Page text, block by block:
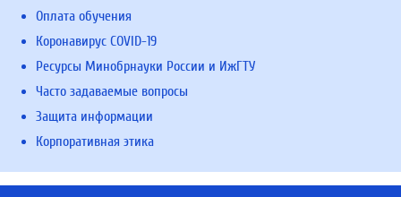
Оплата обучения
Коронавирус COVID-19
Ресурсы Минобрнауки России и ИжГТУ
Часто задаваемые вопросы
Защита информации
Корпоративная этика